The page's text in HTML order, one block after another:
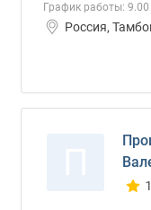
График работы: 9.00
Россия,
1